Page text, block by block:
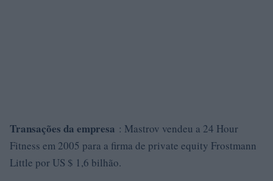
Transações da empresa : Mastrov vendeu a 24 Hour
Fitness em 2005 para a firma de private equity Frostmann
Little por US $ 1,6 bilhão.